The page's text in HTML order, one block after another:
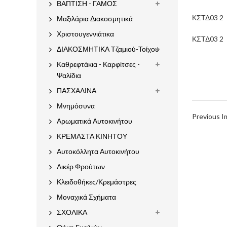
ΚΣΤΔ03 2
ΚΣΤΔ03 2
Previous
ΒΑΠΤΙΣΗ - ΓΑΜΟΣ
Μαξιλάρια Διακοσμητικά
Χριστουγεννιάτικα
ΔΙΑΚΟΣΜΗΤΙΚΑ Τζαμιού-Τοίχου
Καθρεφτάκια - Καρφίτσες -
Ψαλίδια
ΠΑΣΧΑΛΙΝΑ
Μνημόσυνα
Αρωματικά Αυτοκινήτου
ΚΡΕΜΑΣΤΑ ΚΙΝΗΤΟΥ
Αυτοκόλλητα Αυτοκινήτου
Λικέρ Φρούτων
Κλειδοθήκες/Κρεμάστρες
Μοναχικά Σχήματα
ΣΧΟΛΙΚΑ